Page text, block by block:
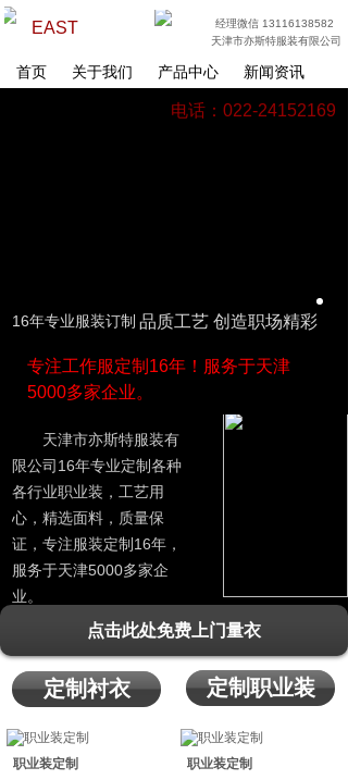
EAST
经理微信 13116138582
天津市亦斯特服装有限公司
首页 关于我们 产品中心 新闻资讯
电话：022-24152169
品质工艺 创造职场精彩
16年专业服装订制
专注工作服定制16年！服务于天津
5000多家企业。
天津市亦斯特服装有
限公司16年专业定制各种
各行业职业装，工艺用
心，精选面料，质量保
证，专注服装定制16年，
服务于天津5000多家企
业。
点击此处免费上门量衣
定制职业装
定制衬衣
职业装定制 职业装定制